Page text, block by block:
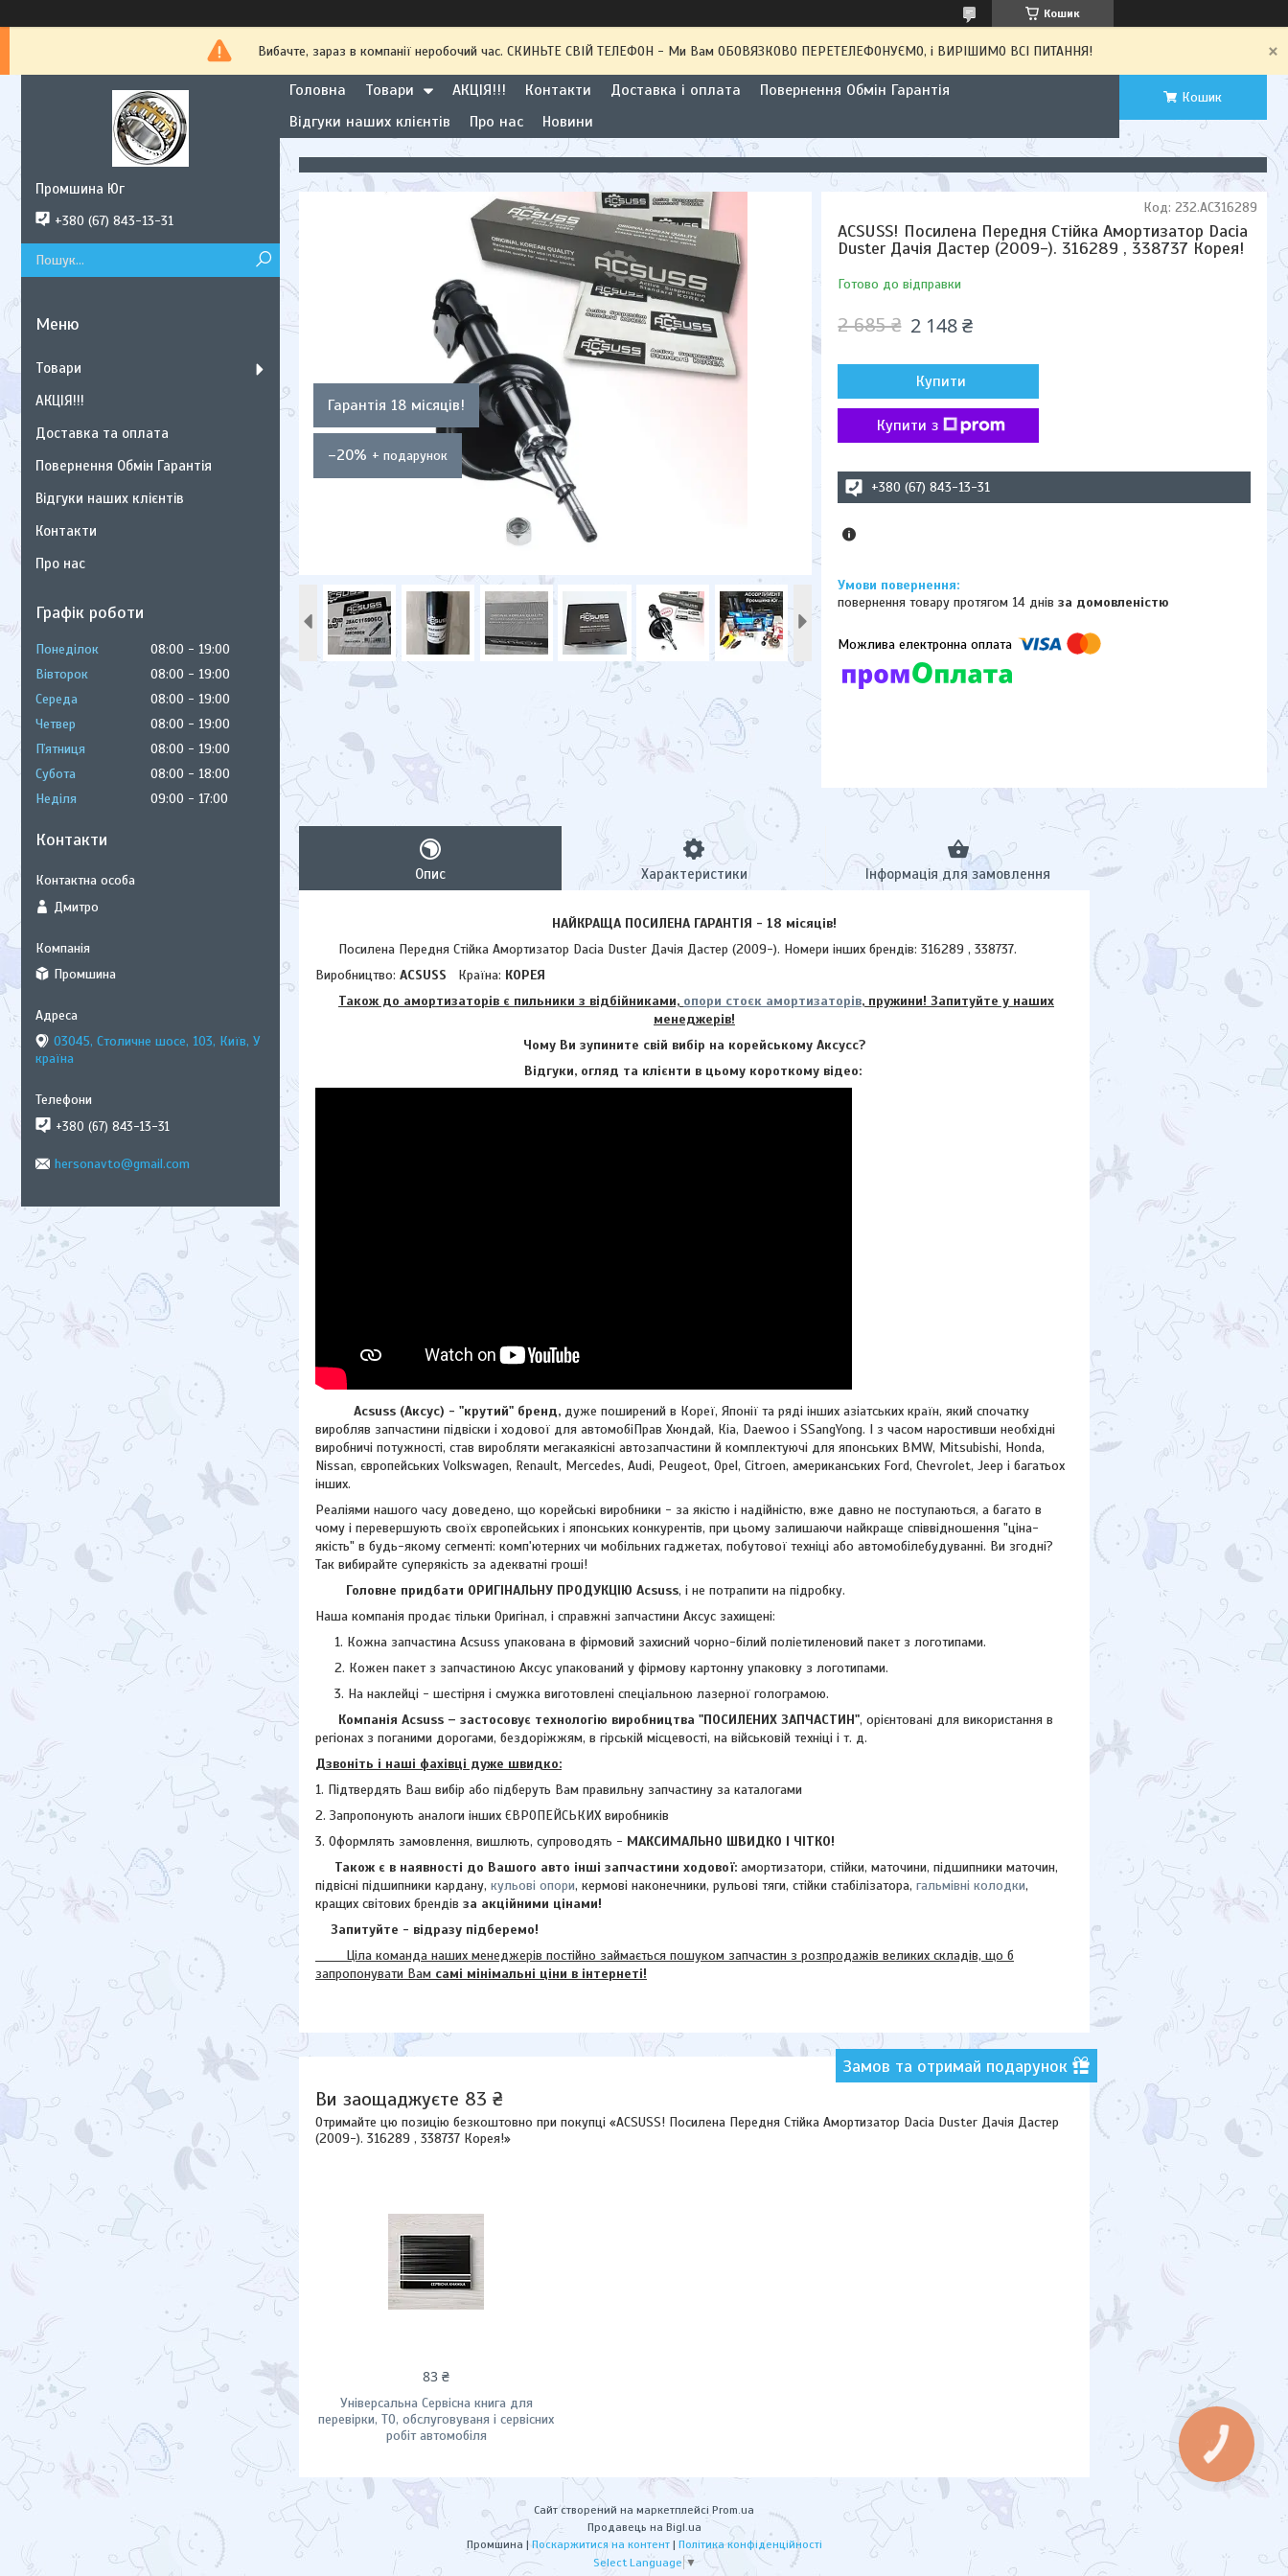
Кошик
Вибачте, зараз в компанії неробочий час. СКИНЬТЕ СВІЙ ТЕЛЕФОН - Ми Вам ОБОВЯЗКОВО ПЕРЕТЕЛЕФОНУЄМО, і ВИРІШИМО ВСІ ПИТАННЯ!
Головна Товари АКЦІЯ!!! Контакти Доставка і оплата
Повернення Обмін Гарантія
Відгуки наших клієнтів
Про нас Новини
Кошик
Гарантія 18 місяців!
–20%
ACSUSS! Посилена Передня Стійка Амортизатор Dacia
Duster Дачія Дастер (2009-). 316289 , 338737 Корея!
Готово до відправки
Код: 232.AC316289
2 685 ₴ 2 148 ₴
Купити
Купити з
+380 (67) 843-13-31
повернення товару протягом 14 днівза домовленістю
Опис Характеристики Інформація для замовлення
НАЙКРАЩА ПОСИЛЕНА ГАРАНТІЯ - 18 місяців!
Посилена Передня Стійка Амортизатор Dacia Duster Дачія Дастер (2009-). Номери інших брендів: 316289 , 338737.
Виробництво: ACSUSS Країна: КОРЕЯ
Також до амортизаторів є пильники з відбійниками, опори стоєк амортизаторів, пружини! Запитуйте у наших
менеджерів!
Чому Ви зупините свій вибір на корейському Аксусс?
Відгуки, огляд та клієнти в цьому короткому відео:
Acsuss (Аксус) - "крутий" бренд, дуже поширений в Кореї, Японії та ряді інших азіатських країн, який спочатку
виробляв запчастини підвіски і ходової для автомобіПрав Хюндай, Кіа, Daewoo і SSangYong. І з часом наростивши необхідні
виробничі потужності, став виробляти мегакаякісні автозапчастини й комплектуючі для японських BMW, Mitsubishi, Honda,
Nissan, європейських Volkswagen, Renault, Mercedes, Audi, Peugeot, Opel, Citroen, американських Ford, Chevrolet, Jeep і багатьох
інших.
Реаліями нашого часу доведено, що корейські виробники - за якістю і надійністю, вже давно не поступаються, а багато в
чому і перевершують своїх європейських і японських конкурентів, при цьому залишаючи найкраще співвідношення "ціна-
якість" в будь-якому сегменті: комп'ютерних чи мобільних гаджетах, побутової техніці або автомобілебудуванні. Ви згодні?
Так вибирайте суперякість за адекватні гроші!
Головне придбати ОРИГІНАЛЬНУ ПРОДУКЦІЮ Acsuss, і не потрапити на підробку.
Наша компанія продає тільки Оригінал, і справжні запчастини Аксус захищені:
Кожна запчастина Acsuss упакована в фірмовий захисний чорно-білий поліетиленовий пакет з логотипами.
Кожен пакет з запчастиною Аксус упакований у фірмову картонну упаковку з логотипами.
На наклейці - шестірня і смужка виготовлені спеціальною лазерної голограмою.
Компанія Acsuss – застосовує технологію виробництва "ПОСИЛЕНИХ ЗАПЧАСТИН", орієнтовані для використання в
регіонах з поганими дорогами, бездоріжжям, в гірській місцевості, на військовій техніці і т. д.
Дзвоніть і наші фахівці дуже швидко:
1. Підтвердять Ваш вибір або підберуть Вам правильну запчастину за каталогами
2. Запропонують аналоги інших ЄВРОПЕЙСЬКИХ виробників
3. Оформлять замовлення, вишлють, супроводять - МАКСИМАЛЬНО ШВИДКО І ЧІТКО!
Також є в наявності до Вашого авто інші запчастини ходової: амортизатори, стійки, маточини, підшипники маточин,
підвісні підшипники кардану, кульові опори, кермові наконечники, рульові тяги, стійки стабілізатора, гальмівні колодки,
кращих світових брендів за акційними цінами!
Запитуйте - відразу підберемо!
Ціла команда наших менеджерів постійно займається пошуком запчастин з розпродажів великих складів, що б
запропонувати Вам самі мінімальні ціни в інтернеті!
Замов та отримай подарунок
Ви заощаджуєте 83 ₴
Отримайте цю позицію безкоштовно при покупці «ACSUSS! Посилена Передня Стійка Амортизатор Dacia Duster Дачія Дастер
(2009-). 316289 , 338737 Корея!»
83 ₴
Універсальна Сервісна книга для
перевірки, ТО, обслуговуваня і сервісних
робіт автомобіля
Промшина Юг
+380 (67) 843-13-31
Товари
АКЦІЯ!!!
Доставка та оплата
Повернення Обмін Гарантія
Відгуки наших клієнтів
Контакти
Про нас
Графік роботи
Понеділок 08:00
19:00
Вівторок
08:00
19:00
Середа
08:00
19:00
Четвер
08:00
19:00
Пʼятниця
08:00
19:00
Субота
08:00
18:00
Неділя
09:00 17:00
Контакти
Дмитро
Промшина
03045, Столичне шосе, 103, Київ, У
країна
+380 (67) 843-13-31
hersonavto@gmail.com
Сайт створений на маркетплейсі Prom.ua
Продавець на Bigl.ua
Промшина | Поскаржитися на контент | Політика конфіденційності
Select Language ▼